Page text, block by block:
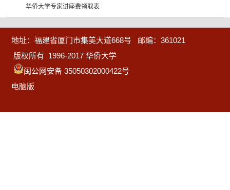
华侨大学专家讲座费领取表
地址：福建省厦门市集美大道668号 邮编：361021
版权所有 1996-2017 华侨大学
闽公网安备 35050302000422号
电脑版